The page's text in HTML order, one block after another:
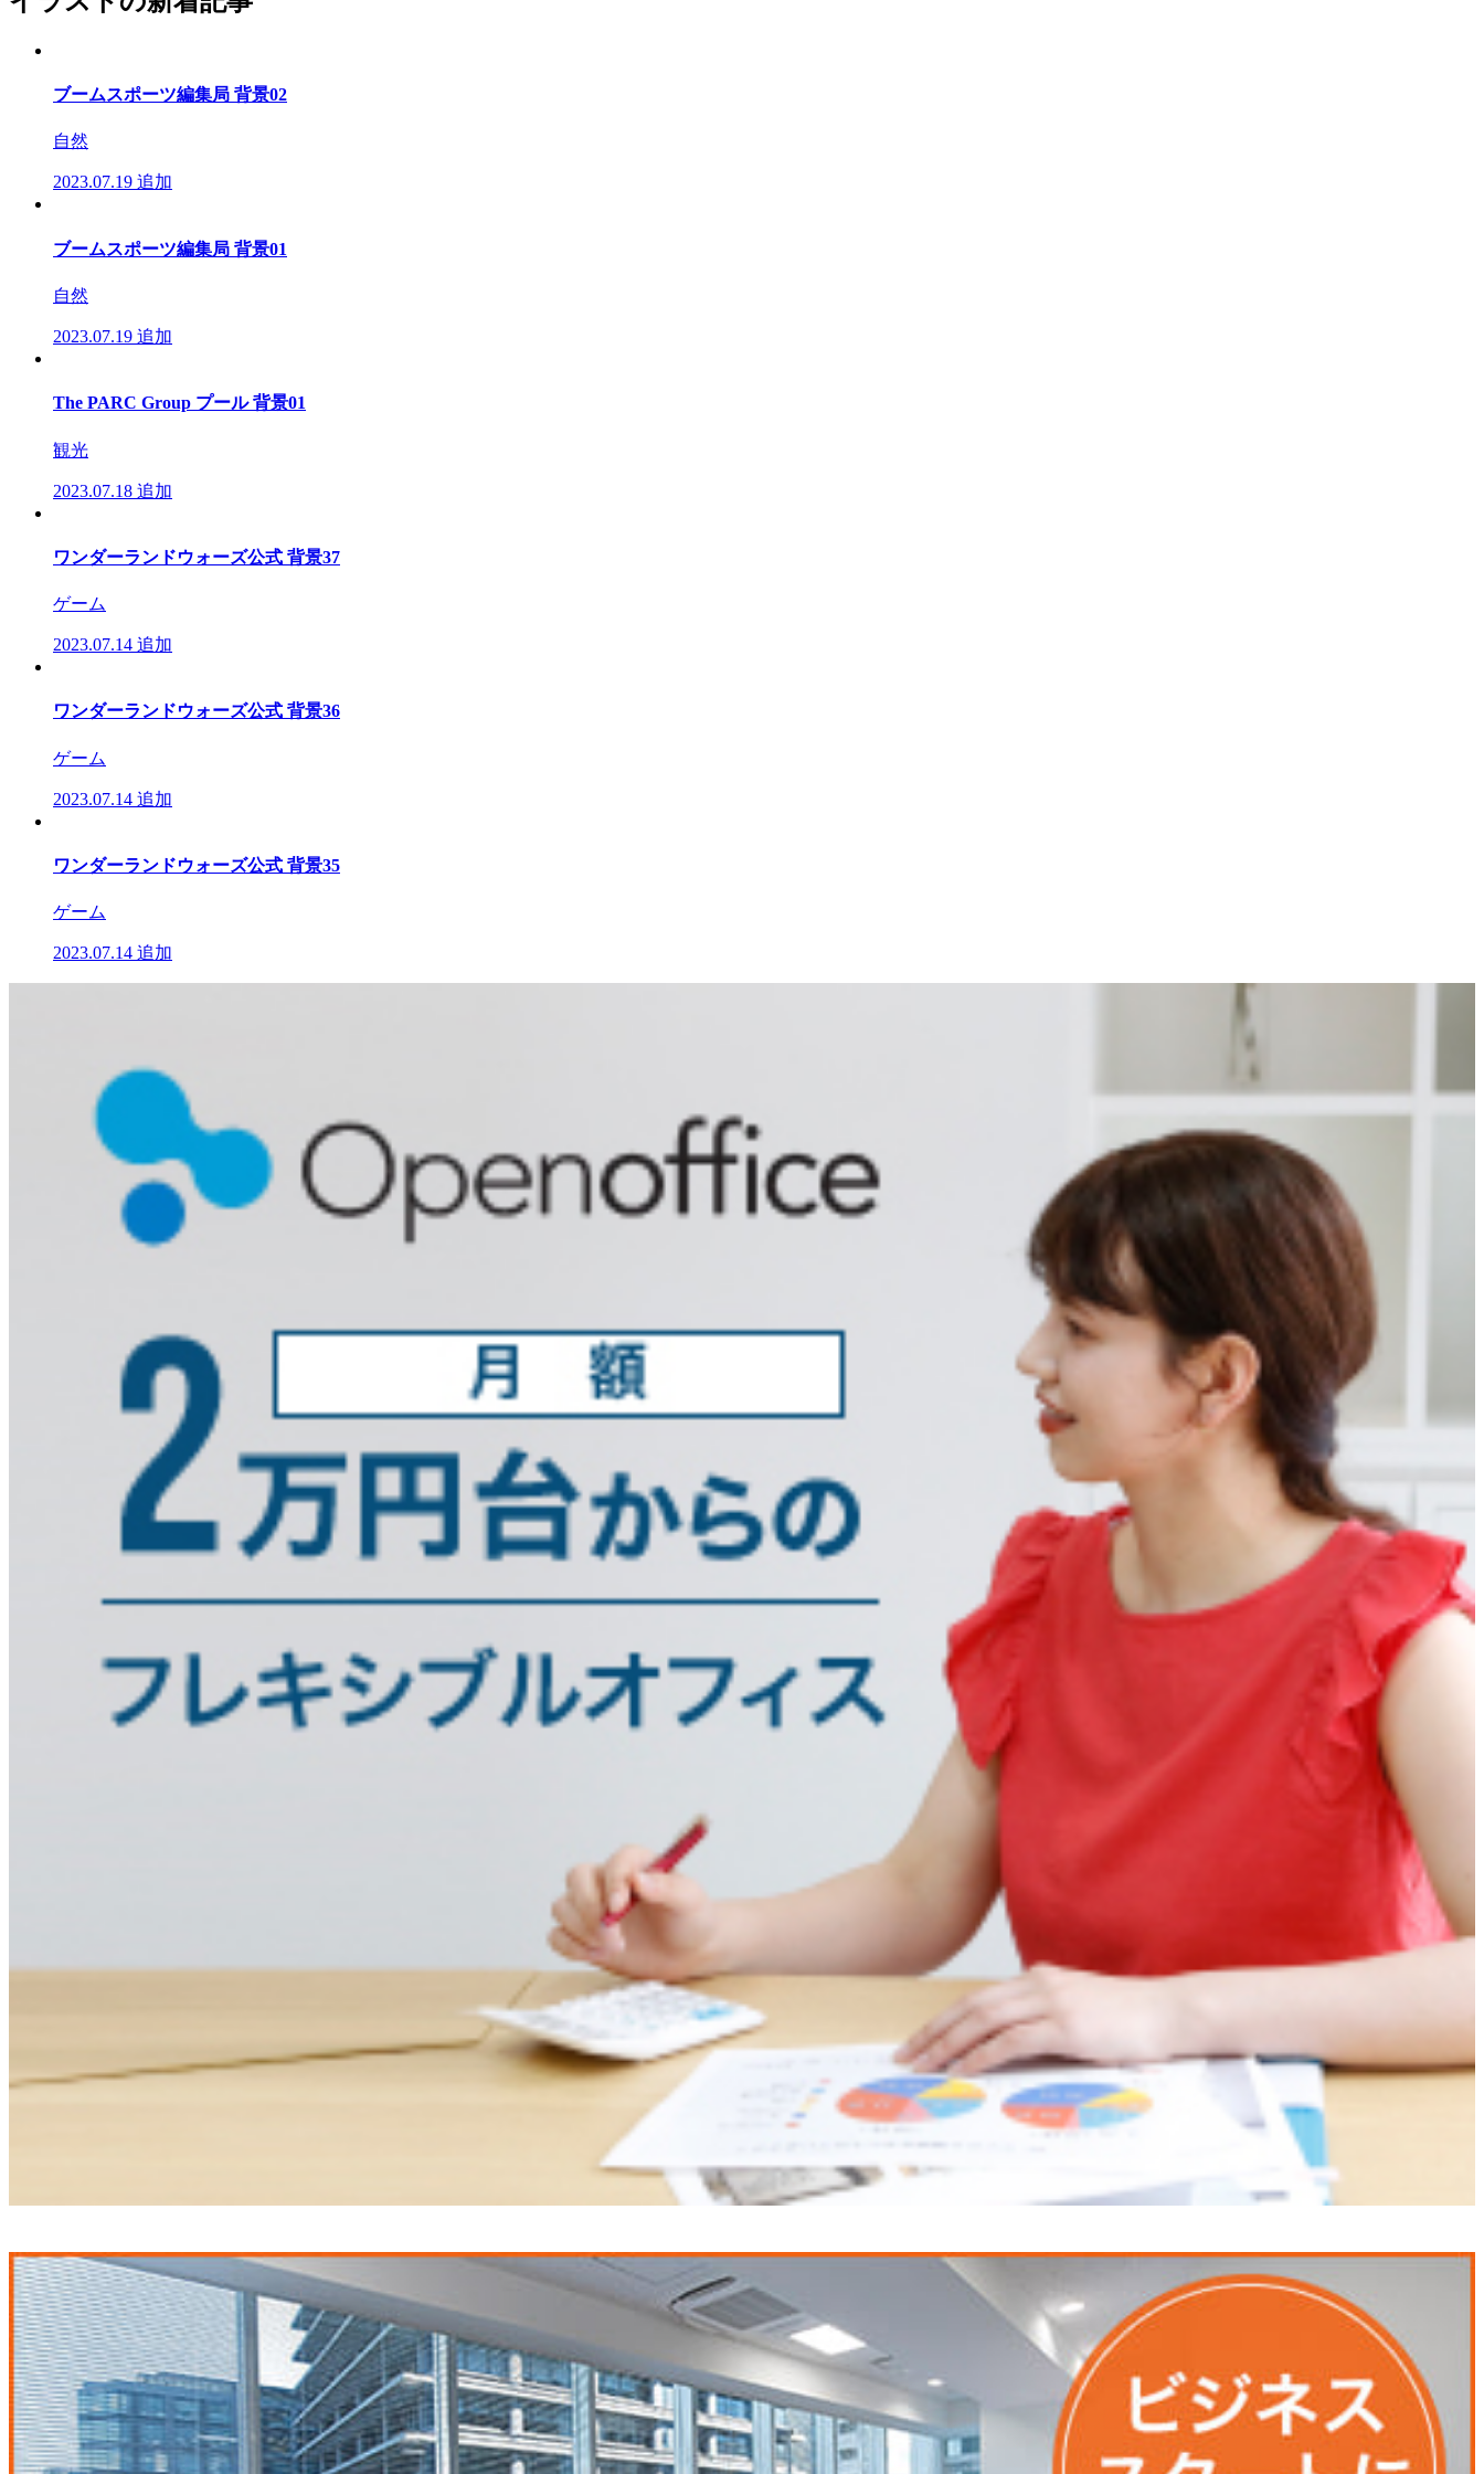
ブームスポーツ編集局 背景02
自然
2023.07.19 追加
ブームスポーツ編集局 背景01
自然
2023.07.19 追加
The PARC Group プール 背景01
観光
2023.07.18 追加
ワンダーランドウォーズ公式 背景37
ゲーム
2023.07.14 追加
ワンダーランドウォーズ公式 背景36
ゲーム
2023.07.14 追加
ワンダーランドウォーズ公式 背景35
ゲーム
2023.07.14 追加